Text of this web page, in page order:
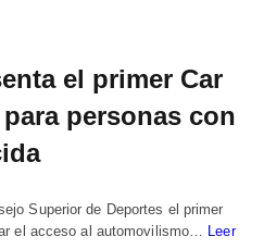
el primer Car
personas con
Superior de Deportes el primer
el acceso al automovilismo…
Leer